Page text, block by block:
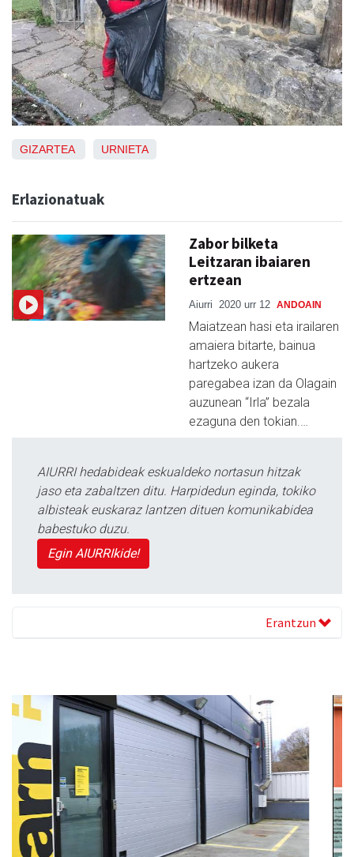
GIZARTEA URNIETA
Erlazionatuak
Zabor bilketa
Leitzaran ibaiaren
ertzean
Aiurri 2020 urr 12 ANDOAIN
Maiatzean hasi eta irailaren
amaiera bitarte, bainua
hartzeko aukera
paregabea izan da Olagain
auzunean “Irla” bezala
ezaguna den tokian.…
AIURRI hedabideak eskualdeko nortasun hitzak
jaso eta zabaltzen ditu. Harpidedun eginda, tokiko
albisteak euskaraz lantzen dituen komunikabidea
babestuko duzu.
Egin AIURRIkide!
Erantzun